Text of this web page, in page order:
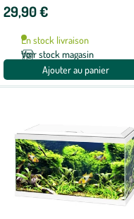
29,90 €
En stock livraison
Voir stock magasin
Ajouter au panier